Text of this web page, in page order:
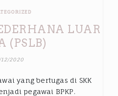
LUAR
(PSLB)
12/2020
yang bertugas di SKK
pegawai BPKP.